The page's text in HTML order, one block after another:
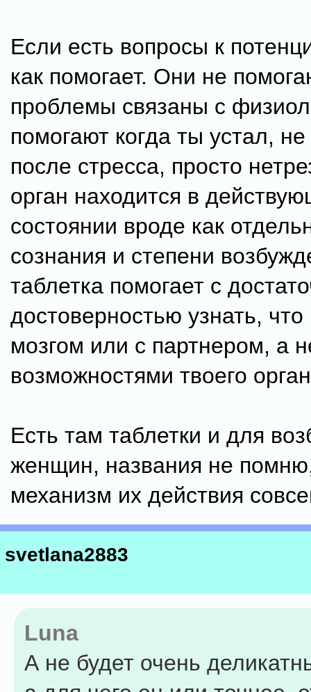
Если есть вопросы к
как помогает. Они не
проблемы связаны с
помогают когда ты устал,
после стресса, просто
орган находится в
состоянии вроде как
сознания и степени
таблетка помогает с
достоверностью узнать,
мозгом или с партнером, а
возможностями твоего
Есть там таблетки и для
женщин, названия не
механизм их действия
svetlana2883
Luna
А не будет очень